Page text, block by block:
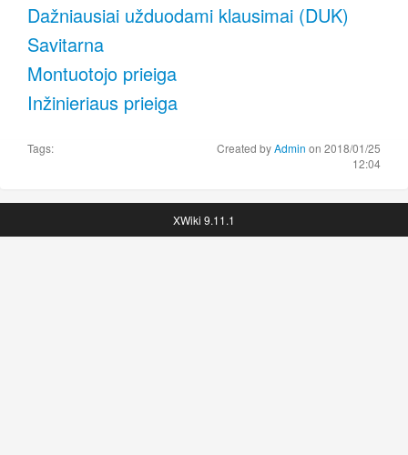
Dažniausiai užduodami klausimai (DUK)
Savitarna
Montuotojo prieiga
Inžinieriaus prieiga
Tags: Created byAdmin on 2018/01/25
12:04
XWiki 9.11.1